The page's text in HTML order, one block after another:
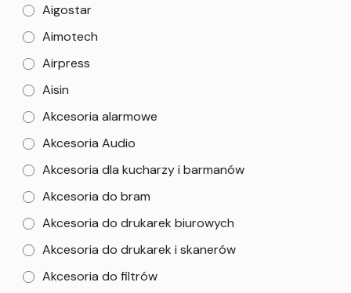
Aigostar
Aimotech
Airpress
Aisin
Akcesoria alarmowe
Akcesoria Audio
Akcesoria dla kucharzy i barmanów
Akcesoria do bram
Akcesoria do drukarek biurowych
Akcesoria do drukarek i skanerów
Akcesoria do filtrów